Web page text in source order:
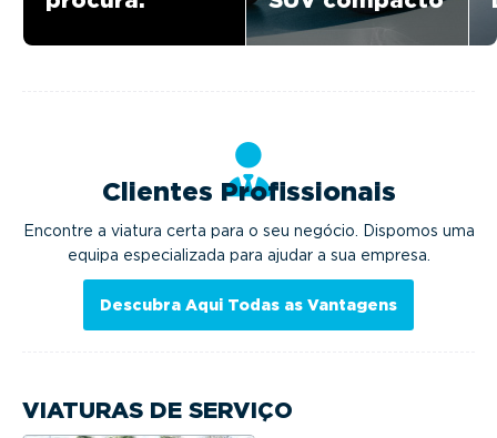
Clientes Profissionais
Encontre a viatura certa para o seu negócio. Dispomos uma
equipa especializada para ajudar a sua empresa.
Descubra Aqui Todas as Vantagens
VIATURAS DE SERVIÇO